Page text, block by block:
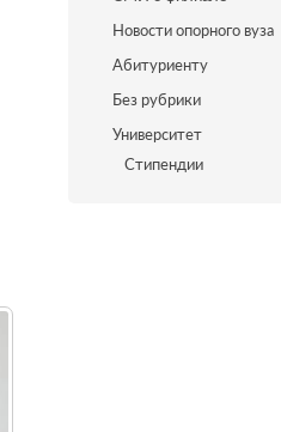
Новости опорного вуза
Абитуриенту
Без рубрики
Университет
Стипендии